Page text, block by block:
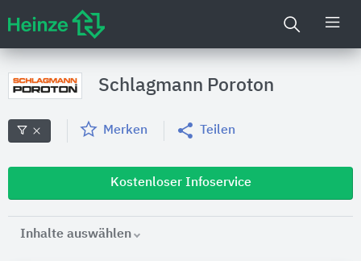
Schlagmann Poroton
Merken Teilen
Kostenloser Infoservice
Inhalte auswählen